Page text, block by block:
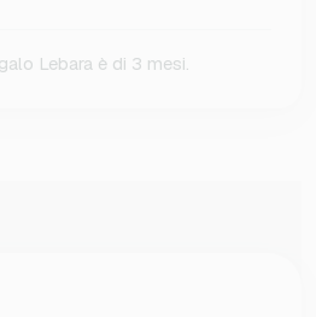
Lebara è di 3 mesi.